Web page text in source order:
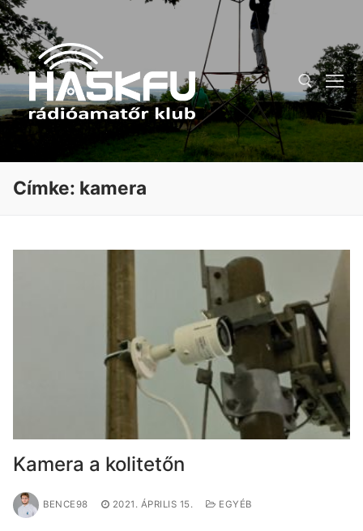
Ugrás
a
tartalomra
Keresése:
Címke: kamera
Kamera a kolitetőn
BENCE98 2021. ÁPRILIS 15. EGYÉB